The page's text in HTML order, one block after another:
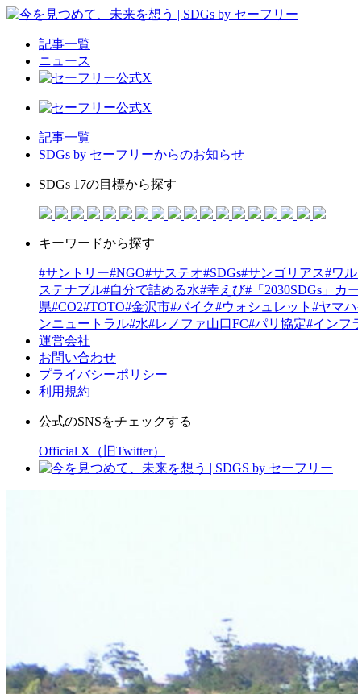
記事一覧
ニュース
記事一覧
SDGs by セーフリーからのお知らせ
SDGs 17の目標から探す
キーワードから探す
#サントリー#NGO#サステオ#SDGs#サンゴリアス#ワ
ステナブル#自分で詰める水#幸えび#「2030SDGs」カ
県#CO2#TOTO#金沢市#バイク#ウォシュレット #ヤマ
ンニュートラル#水#レノファ山口FC#パリ協定#インフ
運営会社
お問い合わせ
プライバシーポリシー
利用規約
公式のSNSをチェックする
Official X（旧Twitter）